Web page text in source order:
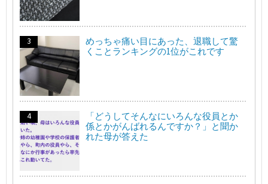
めっちゃ痛い目にあった、退職して驚
くことランキングの1位がこれです
「どうしてそんなにいろんな役員とか
係とかがんばれるんですか？」と聞か
れた母が答えた